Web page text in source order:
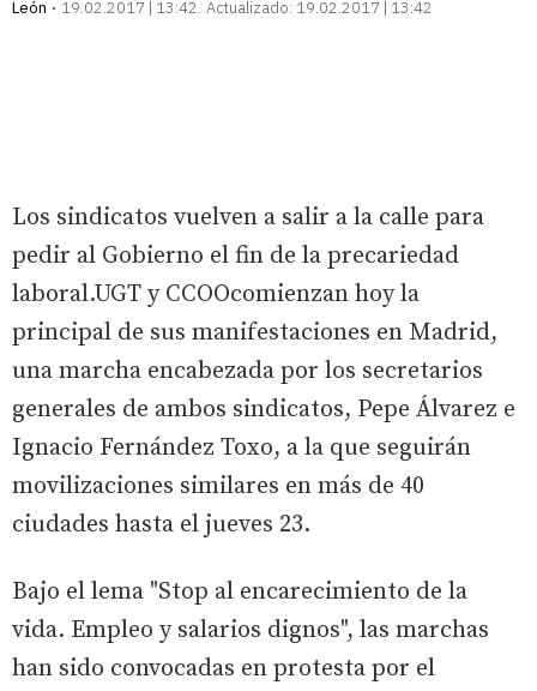
León
19.02.2017 | 13:42 Actualizado: 19.02.2017 | 13:42
Los sindicatos vuelven a salir a la calle para
pedir al Gobierno el fin de la precariedad
laboral.UGT y CCOOcomienzan hoy la
principal de sus manifestaciones en Madrid,
una marcha encabezada por los secretarios
generales de ambos sindicatos, Pepe Álvarez e
Ignacio Fernández Toxo, a la que seguirán
movilizaciones similares en más de 40
ciudades hasta el jueves 23.
Bajo el lema "Stop al encarecimiento de la
vida. Empleo y salarios dignos", las marchas
han sido convocadas en protesta por el